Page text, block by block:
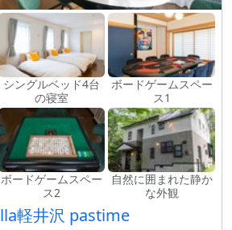
シングルベッド4台
の寝室
ボードゲームスペー
ス1
ボードゲームスペー
ス2
自然に囲まれた静か
な外観
軽井沢 pastime